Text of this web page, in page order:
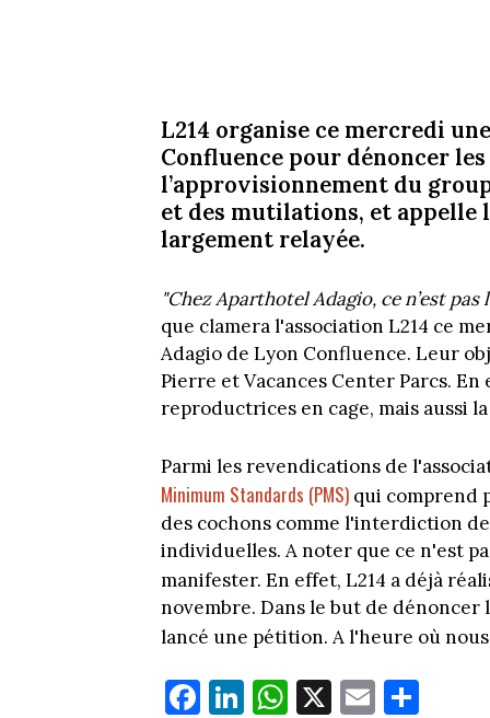
L214 organise ce mercredi
Confluence pour dénoncer
l’approvisionnement du
et des mutilations, et appelle
largement relayée.
"Chez Aparthotel Adagio, ce n’est
que clamera l'association L214 ce
Adagio de Lyon Confluence. Leur
Pierre et Vacances Center Parcs.
reproductrices en cage, mais aussi
Parmi les revendications de
Minimum Standards (PMS) qui comprend
des cochons comme l'interdiction
individuelles. A noter que ce n'est
manifester. En effet, L214 a déjà
novembre. Dans le but de dénoncer
lancé une pétition. A l'heure où
Fa Li W X E